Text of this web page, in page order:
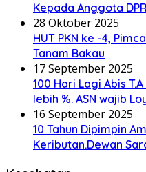
Kepada Anggota
28 Oktober 2025
HUT PKN ke -4,
Tanam Bakau
17 September 2025
100 Hari Lagi Abis
lebih %. ASN wajib
16 September 2025
10 Tahun Dipimpin
Keributan.Dewan